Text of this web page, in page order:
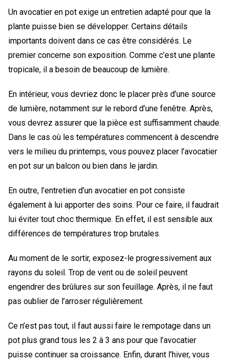
Un avocatier en pot exige un entretien adapté pour que la
plante puisse bien se développer. Certains détails
importants doivent dans ce cas être considérés. Le
premier concerne son exposition. Comme c’est une plante
tropicale, il a besoin de beaucoup de lumière.
En intérieur, vous devriez donc le placer près d’une source
de lumière, notamment sur le rebord d’une fenêtre. Après,
vous devrez assurer que la pièce est suffisamment chaude.
Dans le cas où les températures commencent à descendre
vers le milieu du printemps, vous pouvez placer l’avocatier
en pot sur un balcon ou bien dans le jardin.
En outre, l’entretien d’un avocatier en pot consiste
également à lui apporter des soins. Pour ce faire, il faudrait
lui éviter tout choc thermique. En effet, il est sensible aux
différences de températures trop brutales.
Au moment de le sortir, exposez-le progressivement aux
rayons du soleil. Trop de vent ou de soleil peuvent
engendrer des brûlures sur son feuillage. Après, il ne faut
pas oublier de l’arroser régulièrement.
Ce n’est pas tout, il faut aussi faire le rempotage dans un
pot plus grand tous les 2 à 3 ans pour que l’avocatier
puisse continuer sa croissance. Enfin, durant l’hiver, vous